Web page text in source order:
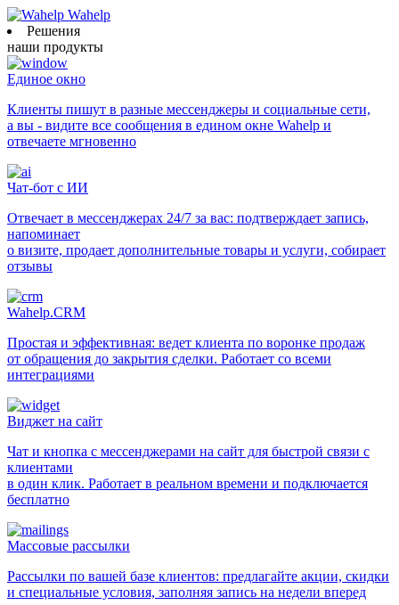
Wahelp
Решения
наши продукты
Единое окно
Клиенты пишут в разные мессенджеры и социальные сети,
а вы - видите все сообщения в едином окне Wahelp и
отвечаете мгновенно
Чат-бот с ИИ
Отвечает в мессенджерах 24/7 за вас: подтверждает запись,
напоминает
о визите, продает дополнительные товары и услуги, собирает
отзывы
Wahelp.CRM
Простая и эффективная: ведет клиента по воронке продаж
от обращения до закрытия сделки. Работает со всеми
интеграциями
Виджет на сайт
Чат и кнопка с мессенджерами на сайт для быстрой связи с
клиентами
в один клик. Работает в реальном времени и подключается
бесплатно
Массовые рассылки
Рассылки по вашей базе клиентов: предлагайте акции, скидки
и специальные условия, заполняя запись на недели вперед